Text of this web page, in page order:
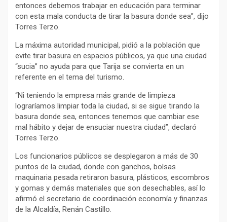
entonces debemos trabajar en educación para terminar
con esta mala conducta de tirar la basura donde sea”, dijo
Torres Terzo.
La máxima autoridad municipal, pidió a la población que
evite tirar basura en espacios públicos, ya que una ciudad
“sucia” no ayuda para que Tarija se convierta en un
referente en el tema del turismo.
“Ni teniendo la empresa más grande de limpieza
lograríamos limpiar toda la ciudad, si se sigue tirando la
basura donde sea, entonces tenemos que cambiar ese
mal hábito y dejar de ensuciar nuestra ciudad”, declaró
Torres Terzo.
Los funcionarios públicos se desplegaron a más de 30
puntos de la ciudad, donde con ganchos, bolsas
maquinaria pesada retiraron basura, plásticos, escombros
y gomas y demás materiales que son desechables, así lo
afirmó el secretario de coordinación economía y finanzas
de la Alcaldía, Renán Castillo.